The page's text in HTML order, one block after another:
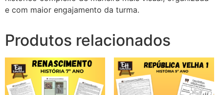
e com maior engajamento da turma.
Produtos relacionados